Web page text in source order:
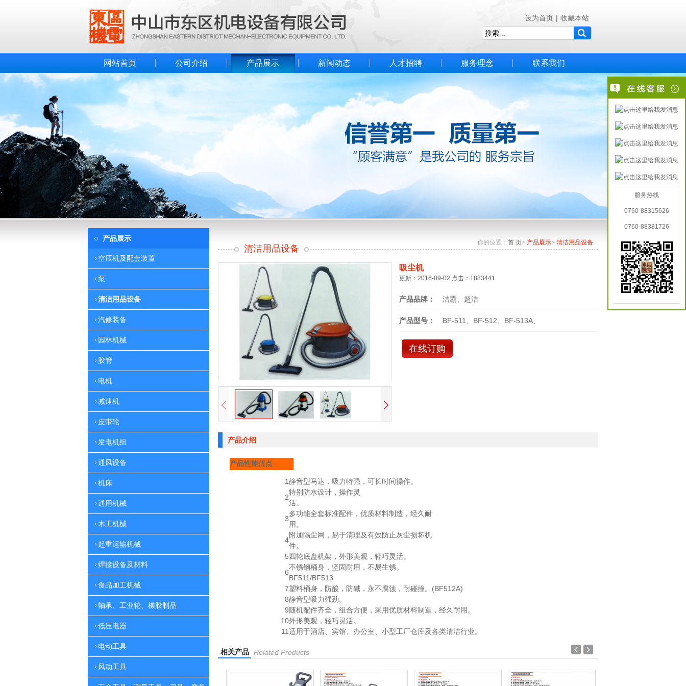
设为首页 | 收藏本站
网站首页 公司介绍 产品展示 新闻动态 人才招聘 服务理念 联系我们
产品展示
空压机及配套装置
泵
清洁用品设备
汽修装备
园林机械
胶管
电机
减速机
皮带轮
发电机组
通风设备
机床
通用机械
木工机械
起重运输机械
焊接设备及材料
食品加工机械
轴承、工业轮、橡胶制品
低压电器
电动工具
风动工具
你的位置： 首 页> 产品展示> 清洁用品设备
清洁用品设备
吸尘机
更新：2016-09-02 点击：1883441
产品品牌： 洁霸、超洁
产品型号： BF-511、BF-512、BF-513A、
在线订购
产品介绍
产品性能优点
1静音型马达，吸力特强，可长时间操作。
2
特别防水设计，操作灵
活。
3
多功能全套标准配件，优质材料制造，经久耐
用。
4
附加隔尘网，易于清理及有效防止灰尘损坏机
件。
5四轮底盘机架，外形美观，轻巧灵活。
6
不锈钢桶身，坚固耐用，不易生锈。
BF511/BF513
7塑料桶身，防酸，防碱，永不腐蚀，耐碰撞。(BF512A)
8静音型吸力强劲。
9随机配件齐全，组合方便，采用优质材料制造，经久耐用。
10外形美观，轻巧灵活。
11适用于酒店、宾馆、办公室、小型工厂仓库及各类清洁行业。
相关产品 Related Products
服务热线
0760-88315626
0760-88381726